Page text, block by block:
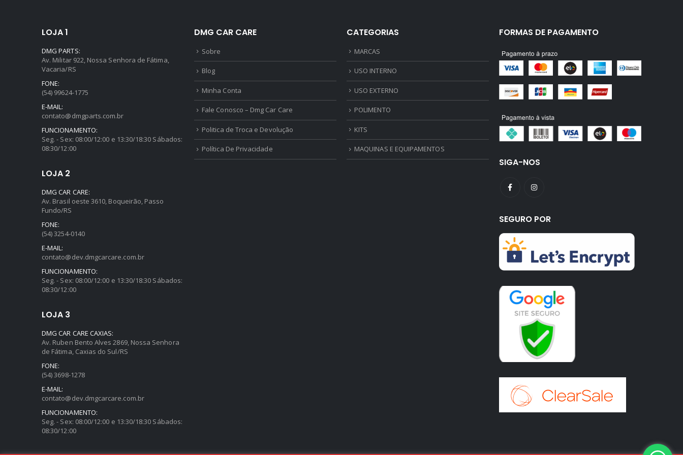
LOJA 1
DMG PARTS:
Av. Militar 922, Nossa Senhora de Fátima,
Vacaria/RS
FONE:
(54) 99624-1775
E-MAIL:
contato@dmgparts.com.br
FUNCIONAMENTO:
Seg. - Sex: 08:00/12:00 e 13:30/18:30 Sábados:
08:30/12:00
LOJA 2
DMG CAR CARE:
Av. Brasil oeste 3610, Boqueirão, Passo
Fundo/RS
FONE:
(54) 3254-0140
E-MAIL:
contato@dev.dmgcarcare.com.br
FUNCIONAMENTO:
Seg. - Sex: 08:00/12:00 e 13:30/18:30 Sábados:
08:30/12:00
LOJA 3
DMG CAR CARE CAXIAS:
Av. Ruben Bento Alves 2869, Nossa Senhora
de Fátima, Caxias do Sul/RS
FONE:
(54) 3698-1278
E-MAIL:
contato@dev.dmgcarcare.com.br
FUNCIONAMENTO:
Seg. - Sex: 08:00/12:00 e 13:30/18:30 Sábados:
08:30/12:00
DMG CAR CARE
Sobre
Blog
Minha Conta
Fale Conosco – Dmg Car Care
Politica de Troca e Devolução
Política De Privacidade
CATEGORIAS
MARCAS
USO INTERNO
USO EXTERNO
POLIMENTO
KITS
MAQUINAS E EQUIPAMENTOS
FORMAS DE PAGAMENTO
SIGA-NOS
SEGURO POR